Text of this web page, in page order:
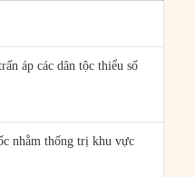
áp các dân tộc thiểu số
nhằm thống trị khu vực